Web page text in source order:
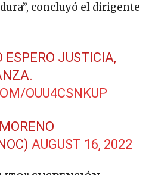
concluyó el dirigente
ESPERO JUSTICIA,
OUU4CSNKUP
AUGUST 16, 2022